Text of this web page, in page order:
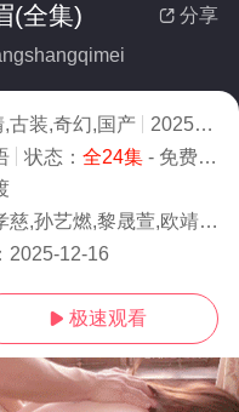
 分享
(全集)
,古装,奇幻,国产 2025
3.0
状态： 全24集- 免费在线观看
燃,黎晟萱,欧靖枭,刘尚麟,蔡承源,蔡泽闽,李彦漫,毛敏卓,韩子萱,
2025-12-16
 极速观看